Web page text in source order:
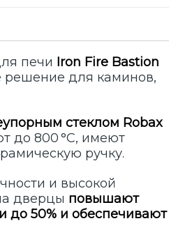
печи Iron Fire Bastion
решение для каминов,
стеклом Robax
до 800 °C, имеют
ручку.
и высокой
дверцы повышают
до 50% и обеспечивают